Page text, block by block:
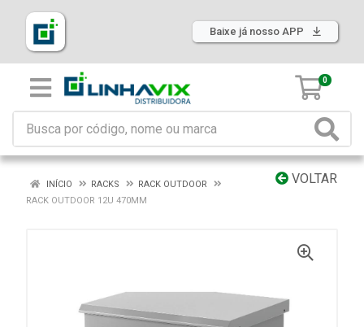
Baixe já nosso APP
0
VOLTAR
INÍCIO RACKS
RACK OUTDOOR
RACK OUTDOOR 12U 470MM